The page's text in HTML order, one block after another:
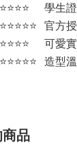
⭐⭐⭐⭐
學生
⭐⭐⭐⭐⭐
官方
⭐⭐⭐⭐
可愛
⭐⭐⭐⭐⭐ 造型
品